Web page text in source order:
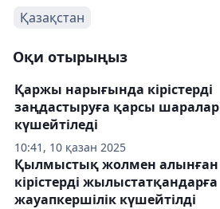
Қазақстан
Оқи отырыңыз
10:41, 10 қазан 2025
Қаржы нарығында кірістерді
заңдастыруға қарсы шаралар
күшейтіледі
Қылмыстық жолмен алынған
кірістерді жылыстатқандарға
жауапкершілік күшейтілді